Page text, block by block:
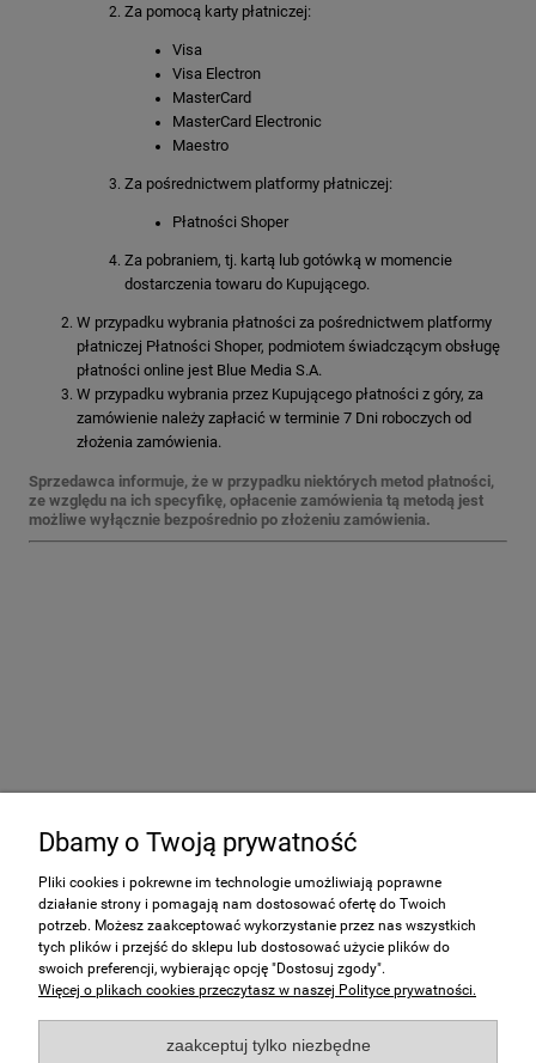
Za pomocą karty płatniczej:
Visa
Visa Electron
MasterCard
MasterCard Electronic
Maestro
Za pośrednictwem platformy płatniczej:
Płatności Shoper
Za pobraniem, tj. kartą lub gotówką w momencie
dostarczenia towaru do Kupującego.
W przypadku wybrania płatności za pośrednictwem platformy
płatniczej Płatności Shoper, podmiotem świadczącym obsługę
płatności online jest Blue Media S.A.
W przypadku wybrania przez Kupującego płatności z góry, za
zamówienie należy zapłacić w terminie 7 Dni roboczych od
złożenia zamówienia.
Sprzedawca informuje, że w przypadku niektórych metod płatności,
ze względu na ich specyfikę, opłacenie zamówienia tą metodą jest
możliwe wyłącznie bezpośrednio po złożeniu zamówienia.
Pomoc
Moje konto
Dbamy o Twoją prywatność
Pliki cookies i pokrewne im technologie umożliwiają poprawne
działanie strony i pomagają nam dostosować ofertę do Twoich
potrzeb. Możesz zaakceptować wykorzystanie przez nas wszystkich
tych plików i przejść do sklepu lub dostosować użycie plików do
swoich preferencji, wybierając opcję "Dostosuj zgody".
Więcej o plikach cookies przeczytasz w naszej Polityce prywatności.
zaakceptuj tylko niezbędne